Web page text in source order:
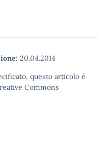
20.04.2014
questo articolo è
Commons